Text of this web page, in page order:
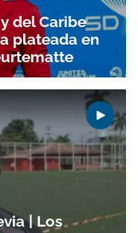
del Caribe
plateada en
| Los